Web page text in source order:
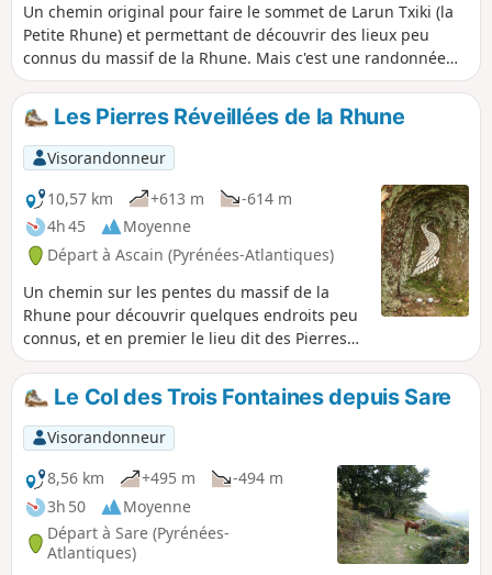
Un chemin original pour faire le sommet de Larun Txiki (la
Petite Rhune) et permettant de découvrir des lieux peu
connus du massif de la Rhune. Mais c'est une randonnée
qui est assez exigeante plutôt, pour de bons ou moyens
marcheurs, car il y a quand même un dénivelé de 700 m
environ. Attention, partie plus difficile mais optionnelle,
entre (2) et (13)
Les Pierres Réveillées de la Rhune
Visorandonneur
10,57 km
+613 m
-614 m
4h 45
Moyenne
Départ à Ascain (Pyrénées-Atlantiques)
Un chemin sur les pentes du massif de la
Rhune pour découvrir quelques endroits peu
connus, et en premier le lieu dit des Pierres
Réveillées, hommage à Maurice Abeberry.
Le Col des Trois Fontaines depuis Sare
Visorandonneur
8,56 km
+495 m
-494 m
3h 50
Moyenne
Départ à Sare (Pyrénées-
Atlantiques)